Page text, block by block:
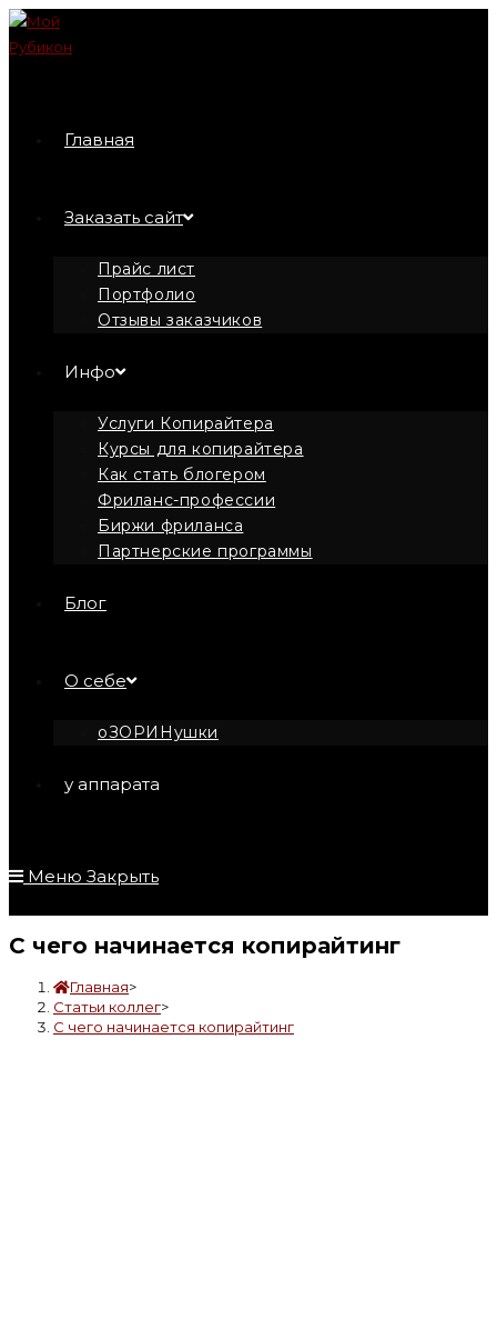
Перейти
к
Главная
Заказать сайт
Прайс лист
Портфолио
Отзывы заказчиков
Инфо
Услуги Копирайтера
Курсы для копирайтера
Как стать блогером
Фриланс-профессии
Биржи фриланса
Партнерские программы
Блог
О себе
оЗОРИНушки
у аппарата
Меню Закрыть
С чего начинается копирайтинг
Главная>
Статьи коллег>
С чего начинается копирайтинг